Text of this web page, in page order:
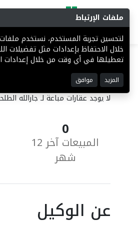
العقارات
لا يوجد عقارات مباعة لـ جارالله
0
المبيعات آخر 12
شهر
عن الوكيل
ملفات الإرتباط
لتحسين تجربة المستخدم، نستخدم
خلال الاحتفاظ بإعدادات مثل تفضيلات
تعطيلها في أي وقت من خلال إعدادات
المزيد موافق